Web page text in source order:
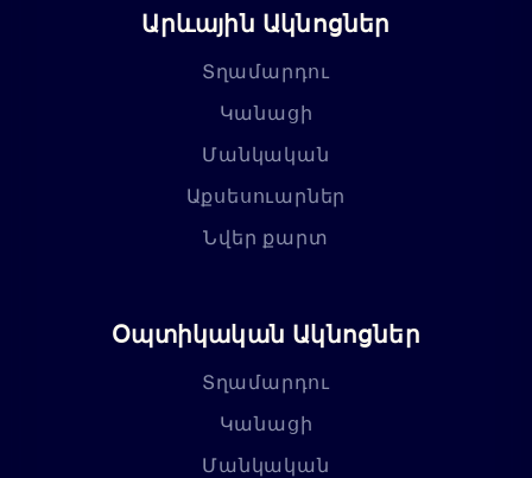
Արևային Ակնոցներ
Տղամարդու
Կանացի
Մանկական
Աքսեսուարներ
Նվեր քարտ
Օպտիկական Ակնոցներ
Տղամարդու
Կանացի
Մանկական